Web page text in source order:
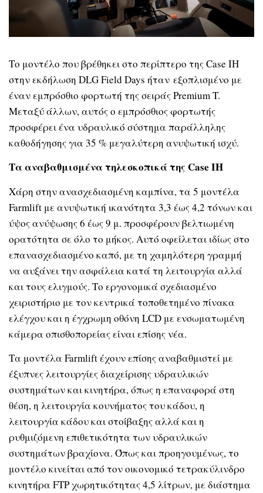
Το μοντέλο που βρέθηκει στο περίπτερο της Case IH
στην εκδήλωση DLG Field Days ήταν εξοπλισμένο με
έναν εμπρόσθιο φορτωτή της σειράς Premium T.
Μεταξύ άλλων, αυτός ο εμπρόσθιος φορτωτής
προσφέρει ένα υδραυλικό σύστημα παράλληλης
καθοδήγησης για 35 % μεγαλύτερη ανυψωτική ισχύ.
Τα αναβαθμισμένα τηλεσκοπικά της Case IH
Χάρη στην ανασχεδιασμένη καμπίνα, τα 5 μοντέλα
Farmlift με ανυψωτική ικανότητα 3,3 έως 4,2 τόνων και
ύψος ανύψωσης 6 έως 9 μ. προσφέρουν βελτιωμένη
ορατότητα σε όλο το μήκος. Αυτό οφείλεται ιδίως στο
επανασχεδιασμένο καπό, με τη χαμηλότερη γραμμή
να αυξάνει την ασφάλεια κατά τη λειτουργία αλλά
και τους ελιγμούς. Το εργονομικά σχεδιασμένο
χειριστήριο με τον κεντρικά τοποθετημένο πίνακα
ελέγχου και η έγχρωμη οθόνη LCD με ενσωματωμένη
κάμερα οπισθοπορείας είναι επίσης νέα.
Τα μοντέλα Farmlift έχουν επίσης αναβαθμιστεί με
έξυπνες λειτουργίες διαχείρισης υδραυλικών
συστημάτων και κινητήρα, όπως η επαναφορά στη
θέση, η λειτουργία κουνήματος του κάδου, η
λειτουργία κάδου και στοίβαξης αλλά και η
ρυθμιζόμενη επιθετικότητα των υδραυλικών
συστημάτων βραχίονα. Όπως και προηγουμένως, το
μοντέλο κινείται από τον οικονομικό τετρακύλινδρο
κινητήρα FTP χωρητικότητας 4,5 λίτρων, με διάστημα